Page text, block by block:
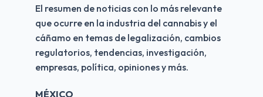
El resumen de noticias con lo más relevante
que ocurre en la industria del cannabis y el
cáñamo en temas de legalización, cambios
regulatorios, tendencias, investigación,
empresas, política, opiniones y más.
MÉXICO